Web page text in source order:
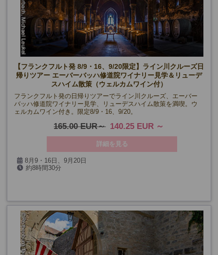
【フランクフルト発 8/9・16、9/20限定】ライン川クルーズ日
帰りツアー エーバーバッハ修道院ワイナリー見学＆リューデ
スハイム散策（ウェルカムワイン付）
フランクフルト発の日帰りツアーでライン川クルーズ、エーバー
バッハ修道院ワイナリー見学、リューデスハイム散策を満喫。ウ
ェルカムワイン付き。限定8/9・16、9/20。
165.00 EUR 140.25 EUR
詳細を見る
8月9・16日、9月20日
約8時間30分